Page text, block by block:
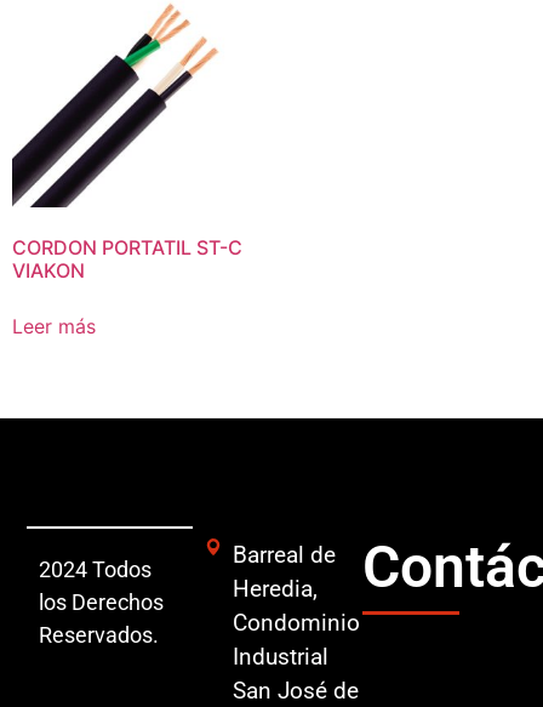
CORDON PORTATIL ST-C
VIAKON
Leer más
Barreal de
Heredia,
Condominio
Industrial
San José de
2024 Todos
los Derechos
Reservados.